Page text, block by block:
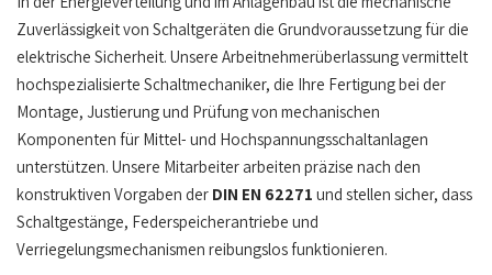
Zuverlässigkeit von Schaltgeräten die Grundvoraussetzung für die
elektrische Sicherheit. Unsere Arbeitnehmerüberlassung vermittelt
hochspezialisierte Schaltmechaniker, die Ihre Fertigung bei der
Montage, Justierung und Prüfung von mechanischen
Komponenten für Mittel- und Hochspannungsschaltanlagen
unterstützen. Unsere Mitarbeiter arbeiten präzise nach den
konstruktiven Vorgaben der DIN EN 62271 und stellen sicher, dass
Schaltgestänge, Federspeicherantriebe und
Verriegelungsmechanismen reibungslos funktionieren.